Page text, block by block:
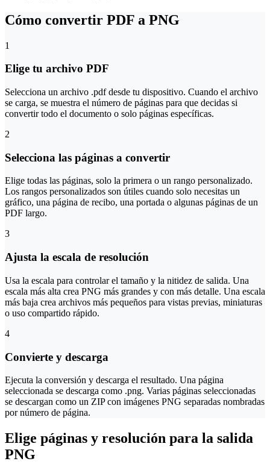
Cómo convertir PDF a PNG
1
Elige tu archivo PDF
Selecciona un archivo .pdf desde tu dispositivo. Cuando el archivo
se carga, se muestra el número de páginas para que decidas si
convertir todo el documento o solo páginas específicas.
2
Selecciona las páginas a convertir
Elige todas las páginas, solo la primera o un rango personalizado.
Los rangos personalizados son útiles cuando solo necesitas un
gráfico, una página de recibo, una portada o algunas páginas de un
PDF largo.
3
Ajusta la escala de resolución
Usa la escala para controlar el tamaño y la nitidez de salida. Una
escala más alta crea PNG más grandes y con más detalle. Una escala
más baja crea archivos más pequeños para vistas previas, miniaturas
o uso compartido rápido.
4
Convierte y descarga
Ejecuta la conversión y descarga el resultado. Una página
seleccionada se descarga como .png. Varias páginas seleccionadas
se descargan como un ZIP con imágenes PNG separadas nombradas
por número de página.
Elige páginas y resolución para la salida
PNG